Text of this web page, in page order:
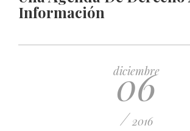
Información
diciembre
06
/ 2016